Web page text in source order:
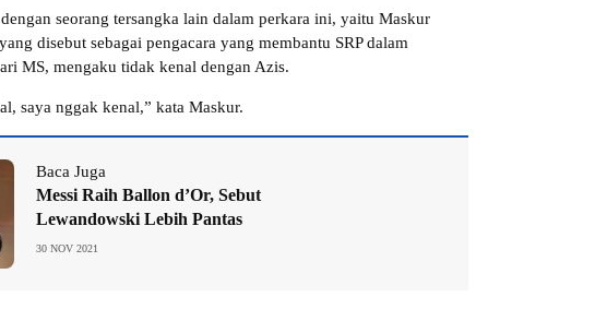
seorang tersangka lain dalam perkara ini, yaitu Maskur
disebut sebagai pengacara yang membantu SRP dalam
MS, mengaku tidak kenal dengan Azis.
saya nggak kenal,” kata Maskur.
Baca Juga
Messi Raih Ballon d’Or, Sebut
Lewandowski Lebih Pantas
30 NOV 2021